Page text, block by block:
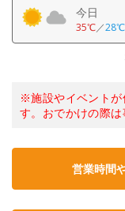
今日
35℃／28℃
※施設やイベントが
す。おでかけの際は
営業時間